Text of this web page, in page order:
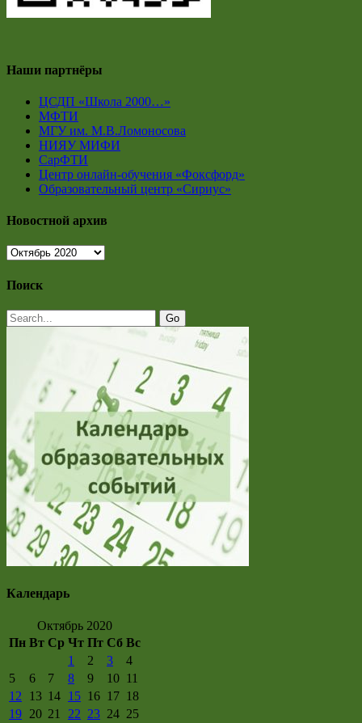
Наши партнёры
ЦСДП «Школа 2000…»
МФТИ
МГУ им. М.В.Ломоносова
НИЯУ МИФИ
СарФТИ
Центр онлайн-обучения «Фоксфорд»
Образовательный центр «Сириус»
Новостной архив
Новостной
Поиск
Календарь
Октябрь 2020
Пн Вт Ср Чт Пт Сб Вс
1
2 3
4
5
6 7 8 9 10 11
12
13 14 15 16 17 18
19 20 21 22 23 24 25